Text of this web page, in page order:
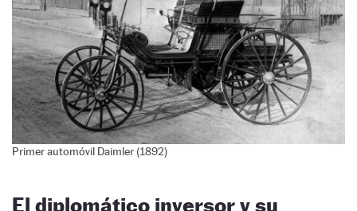
Primer automóvil Daimler (1892)
El diplomático inversor y su